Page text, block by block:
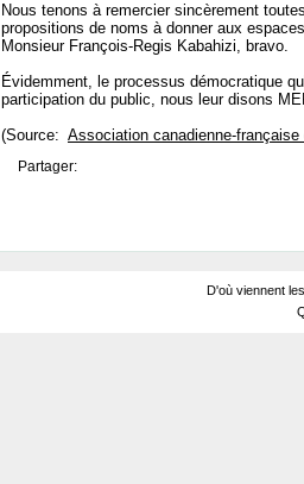
Nous tenons à remercier sincèrement
propositions de noms à donner aux
Monsieur François-Regis Kabahizi, bravo.
Évidemment, le processus démocratique
participation du public, nous leur disons
(Source: Association canadienne-française
Partager:
D'où viennent